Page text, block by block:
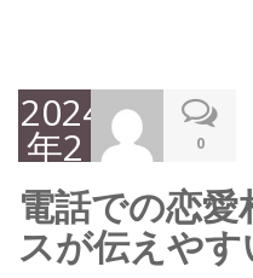
2024
年2
月
27
日
0
電話での恋
スが伝えやす